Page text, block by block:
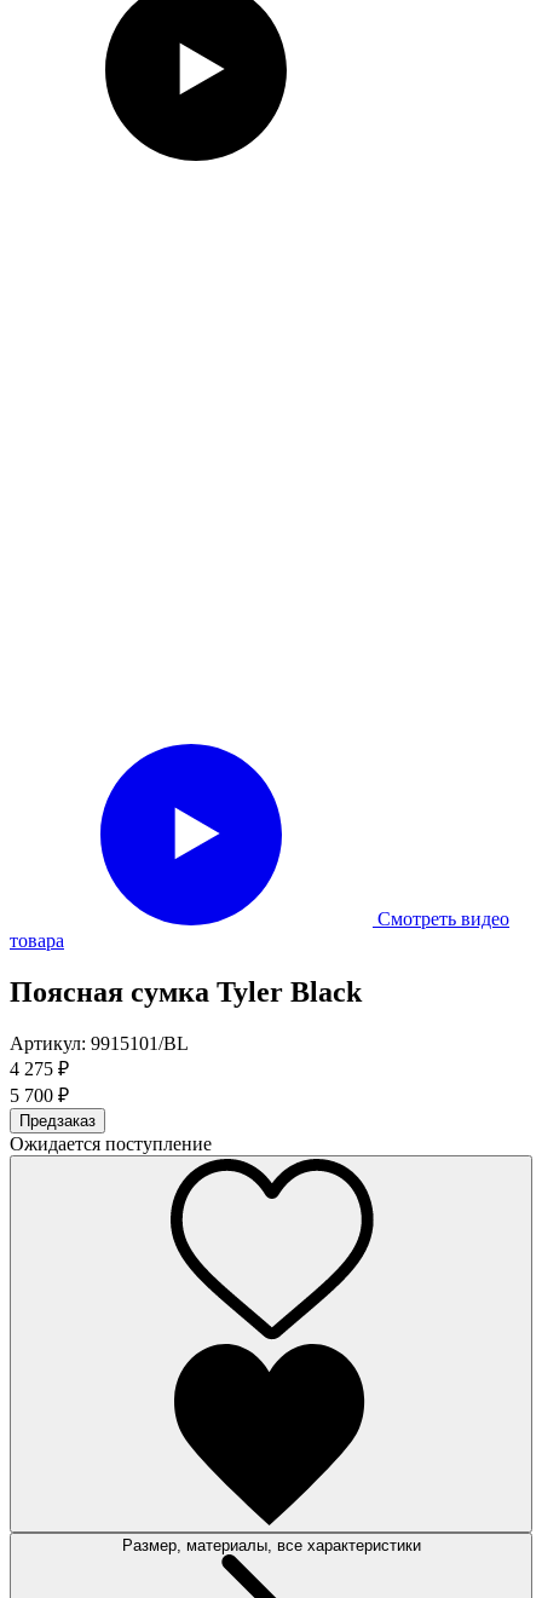
Смотреть видео
товара
Поясная сумка Tyler Black
Артикул: 9915101/BL
4 275 ₽
5 700 ₽
Предзаказ
Ожидается поступление
Размер, материалы, все характеристики